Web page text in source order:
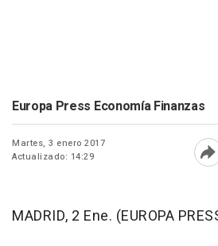
Europa Press Economía Finanzas
Martes, 3 enero 2017
Actualizado: 14:29
MADRID, 2 Ene. (EUROPA